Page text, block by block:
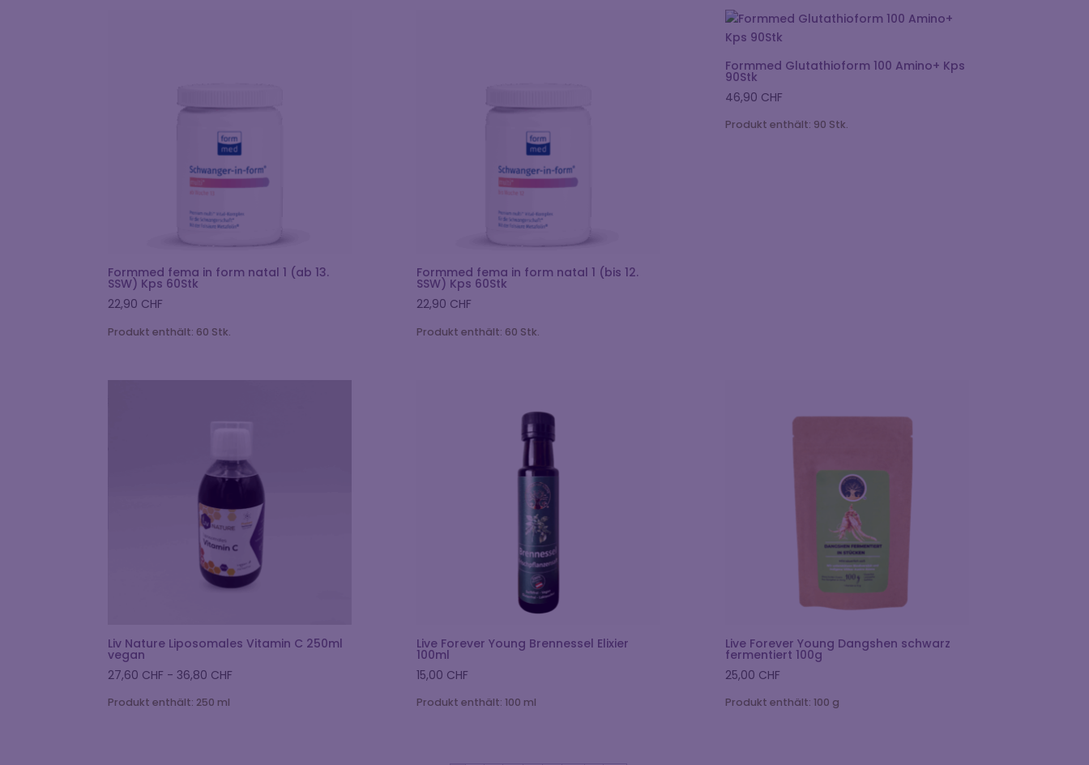
Formmed fema in form natal 1 (ab 13.
SSW) Kps 60Stk
22,90 CHF
Produkt enthält: 60 Stk.
Formmed fema in form natal 1 (bis 12.
SSW) Kps 60Stk
22,90 CHF
Produkt enthält: 60 Stk.
Formmed Glutathioform 100 Amino+ Kps
90Stk
46,90 CHF
Produkt enthält: 90 Stk.
Liv Nature Liposomales Vitamin C 250ml
vegan
27,60 CHF - 36,80 CHF
Produkt enthält: 250 ml
Live Forever Young Brennessel Elixier
100ml
15,00 CHF
Produkt enthält: 100 ml
Live Forever Young Dangshen schwarz
fermentiert 100g
25,00 CHF
Produkt enthält: 100 g